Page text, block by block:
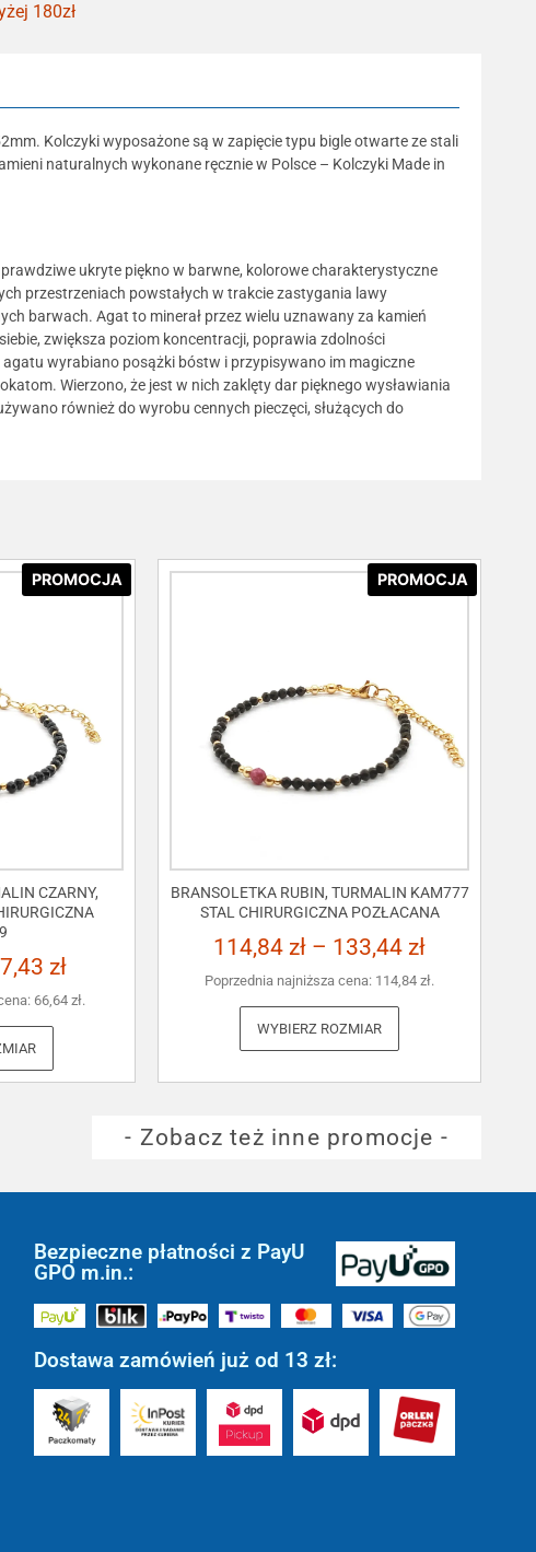
180zł
Kolczyki wyposażone są w zapięcie typu bigle otwarte ze stali
naturalnych wykonane ręcznie w Polsce – Kolczyki Made in
ukryte piękno w barwne, kolorowe charakterystyczne
przestrzeniach powstałych w trakcie zastygania lawy
barwach. Agat to minerał przez wielu uznawany za kamień
zwiększa poziom koncentracji, poprawia zdolności
wyrabiano posążki bóstw i przypisywano im magiczne
Wierzono, że jest w nich zaklęty dar pięknego wysławiania
również do wyrobu cennych pieczęci, służących do
PROMOCJA
CZARNY,
zł
66,64 zł.
PROMOCJA
BRANSOLETKA RUBIN, TURMALIN KAM777
STAL CHIRURGICZNA POZŁACANA
114,84 zł – 133,44 zł
Poprzednia najniższa cena: 114,84 zł.
WYBIERZ ROZMIAR
- Zobacz też inne promocje -
Bezpieczne płatności z PayU
GPO m.in.:
Dostawa zamówień już od 13 zł: